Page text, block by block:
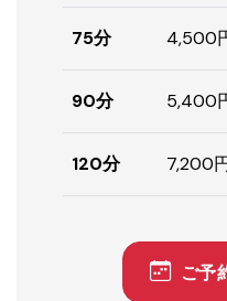
75分 4,500
90分 5,400
120分 7,200
ご予